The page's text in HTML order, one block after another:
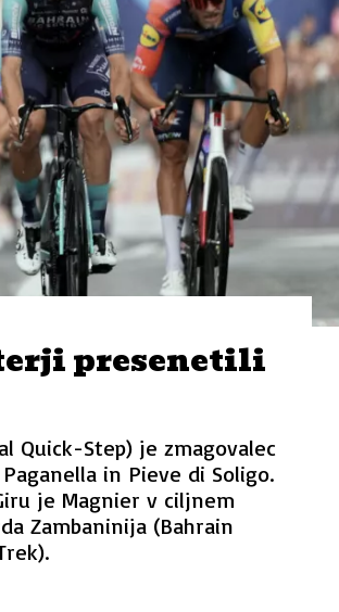
presenetili
Quick-Step) je zmagovalec
in Pieve di Soligo.
je Magnier v ciljnem
Zambaninija (Bahrain